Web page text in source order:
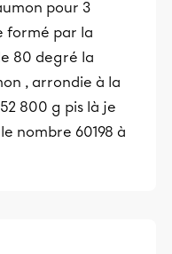
pour 3
formé par la
80 degré la
, arrondie à la
800 g pis là je
nombre 60198 à